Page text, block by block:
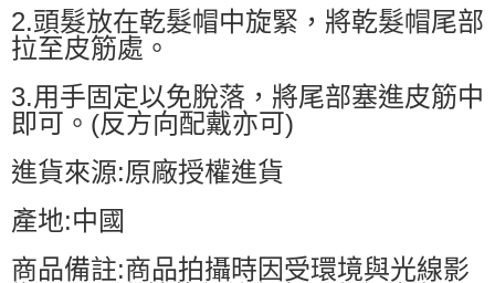
2.頭髮放在乾髮帽中旋緊，將乾髮帽尾部
拉至皮筋處。
3.用手固定以免脫落，將尾部塞進皮筋中
即可。(反方向配戴亦可)
進貨來源:原廠授權進貨
產地:中國
商品備註:商品拍攝時因受環境與光線影